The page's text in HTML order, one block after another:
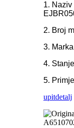
1. Naziv
2. Broj
3.
4.
5.
upitdetalj